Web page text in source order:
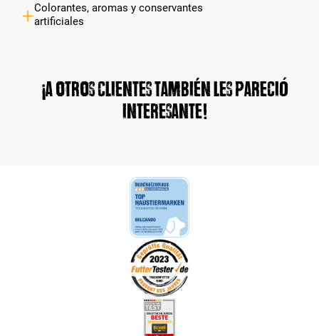
Colorantes, aromas y conservantes
artificiales
¡A otros clientes también les pareció
interesante!